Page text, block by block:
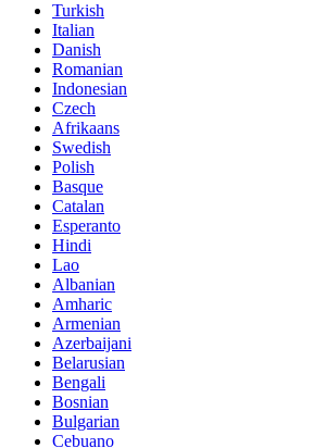
Turkish
Italian
Danish
Romanian
Indonesian
Czech
Afrikaans
Swedish
Polish
Basque
Catalan
Esperanto
Hindi
Lao
Albanian
Amharic
Armenian
Azerbaijani
Belarusian
Bengali
Bosnian
Bulgarian
Cebuano